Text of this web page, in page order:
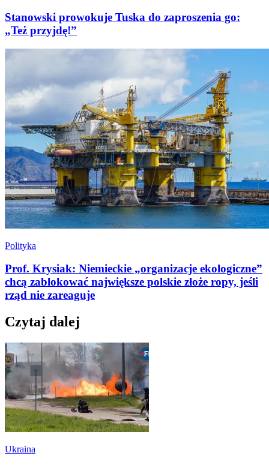
Stanowski prowokuje Tuska do zaproszenia go:
„Też przyjdę!”
Polityka
Prof. Krysiak: Niemieckie „organizacje ekologiczne”
chcą zablokować największe polskie złoże ropy, jeśli
rząd nie zareaguje
Czytaj dalej
Ukraina